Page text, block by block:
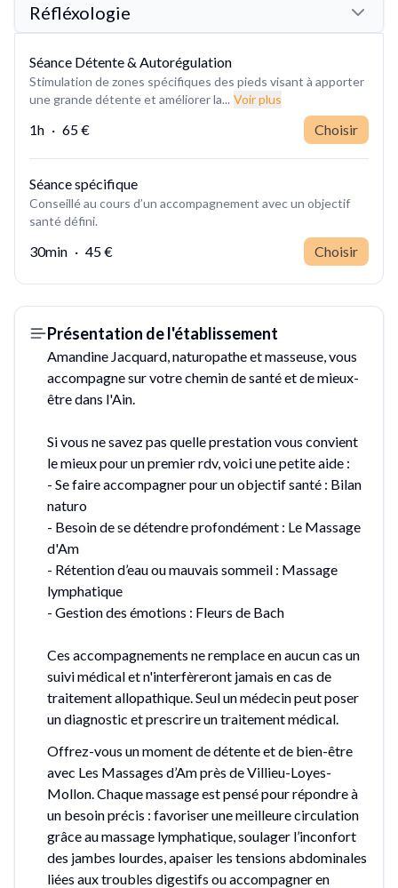
Réfléxologie
Séance Détente & Autorégulation
Stimulation de zones spécifiques des pieds visant à apporter
une grande détente et améliorer la... Voir plus
1h · 65 € Choisir
Séance spécifique
Conseillé au cours d’un accompagnement avec un objectif
santé défini.
30min · 45 € Choisir
Présentation de l'établissement
Amandine Jacquard, naturopathe et masseuse, vous
accompagne sur votre chemin de santé et de mieux-
être dans l'Ain.
Si vous ne savez pas quelle prestation vous convient
le mieux pour un premier rdv, voici une petite aide :
- Se faire accompagner pour un objectif santé : Bilan
naturo
- Besoin de se détendre profondément : Le Massage
d'Am
- Rétention d’eau ou mauvais sommeil : Massage
lymphatique
- Gestion des émotions : Fleurs de Bach
Ces accompagnements ne remplace en aucun cas un
suivi médical et n'interfèreront jamais en cas de
traitement allopathique. Seul un médecin peut poser
un diagnostic et prescrire un traitement médical.
Offrez-vous un moment de détente et de bien-être
avec Les Massages d’Am près de Villieu-Loyes-
Mollon. Chaque massage est pensé pour répondre à
un besoin précis : favoriser une meilleure circulation
grâce au massage lymphatique, soulager l’inconfort
des jambes lourdes, apaiser les tensions abdominales
liées aux troubles digestifs ou accompagner en